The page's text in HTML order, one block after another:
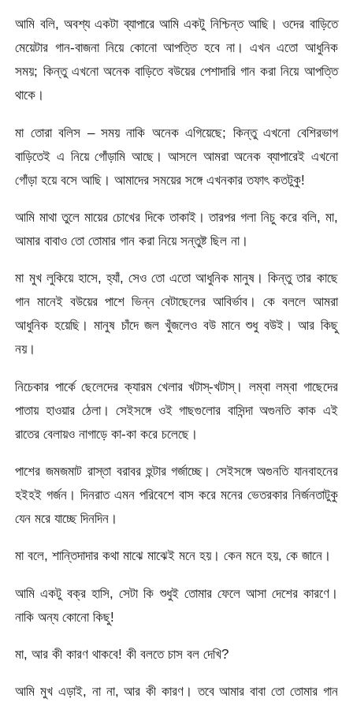
আমি বলি, অবশ্য একটা ব্যাপারে আমি একটু নিশ্চিন্ত আছি। ওদের বাড়িতে
মেয়েটার গান-বাজনা নিয়ে কোনো আপত্তি হবে না। এখন এতো আধুনিক
সময়; কিন্তু এখনো অনেক বাড়িতে বউয়ের পেশাদারি গান করা নিয়ে আপত্তি
থাকে।
মা তোরা বলিস – সময় নাকি অনেক এগিয়েছে; কিন্তু এখনো বেশিরভাগ
বাড়িতেই এ নিয়ে গোঁড়ামি আছে। আসলে আমরা অনেক ব্যাপারেই এখনো
গোঁড়া হয়ে বসে আছি। আমাদের সময়ের সঙ্গে এখনকার তফাৎ কতটুকু!
আমি মাথা তুলে মায়ের চোখের দিকে তাকাই। তারপর গলা নিচু করে বলি, মা,
আমার বাবাও তো তোমার গান করা নিয়ে সন্তুষ্ট ছিল না।
মা মুখ লুকিয়ে হাসে, হ্যাঁ, সেও তো এতো আধুনিক মানুষ। কিন্তু তার কাছে
গান মানেই বউয়ের পাশে ভিন্ন বেটাছেলের আবির্ভাব। কে বললে আমরা
আধুনিক হয়েছি। মানুষ চাঁদে জল খুঁজলেও বউ মানে শুধু বউই। আর কিছু
নয়।
নিচেকার পার্কে ছেলেদের ক্যারম খেলার খটাস্-খটাস্। লম্বা লম্বা গাছেদের
পাতায় হাওয়ার ঠেলা। সেইসঙ্গে ওই গাছগুলোর বাসিন্দা অগুনতি কাক এই
রাতের বেলায়ও নাগাড়ে কা-কা করে চলেছে।
পাশের জমজমাট রাস্তা বরাবর হুন্টার গর্জাচ্ছে। সেইসঙ্গে অগুনতি যানবাহনের
হইহই গর্জন। দিনরাত এমন পরিবেশে বাস করে মনের ভেতরকার নির্জনতাটুকু
যেন মরে যাচ্ছে দিনদিন।
মা বলে, শান্তিদাদার কথা মাঝে মাঝেই মনে হয়। কেন মনে হয়, কে জানে।
আমি একটু বক্র হাসি, সেটা কি শুধুই তোমার ফেলে আসা দেশের কারণে।
নাকি অন্য কোনো কিছু!
মা, আর কী কারণ থাকবে! কী বলতে চাস বল দেখি?
আমি মুখ এড়াই, না না, আর কী কারণ। তবে আমার বাবা তো তোমার গান